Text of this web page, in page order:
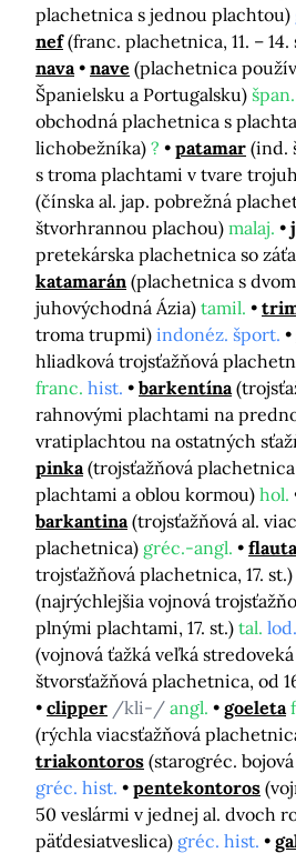
plachetnica s jednou plachtou)
nef (franc. plachetnica, 11. – 14.
nava
nave (plachetnica
Španielsku a Portugalsku) špan.
obchodná plachetnica s
lichobežníka) ? patamar (ind.
s troma plachtami v tvare
(čínska al. jap. pobrežná
štvorhrannou plachou) malaj.
pretekárska plachetnica so
katamarán (plachetnica s
juhovýchodná Ázia) tamil.
troma trupmi) indonéz. šport.
hliadková trojsťažňová
franc. hist. barkentína
rahnovými plachtami na
vratiplachtou na ostatných
pinka (trojsťažňová
plachtami a oblou kormou) hol.
barkantina (trojsťažňová al.
plachetnica) gréc.-angl. flauta
trojsťažňová plachetnica, 17. st.)
(najrýchlejšia vojnová
plnými plachtami, 17. st.) tal.
(vojnová ťažká veľká
štvorsťažňová plachetnica, od
clipper /kli-/ angl. goeleta
(rýchla viacsťažňová
triakontoros (starogréc.
gréc. hist.
pentekontoros
50 veslármi v jednej al. dvoch
päťdesiatveslica) gréc. hist.